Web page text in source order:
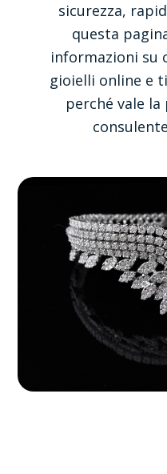
sicurezza,
questa
informazioni su
gioielli online e
perché vale